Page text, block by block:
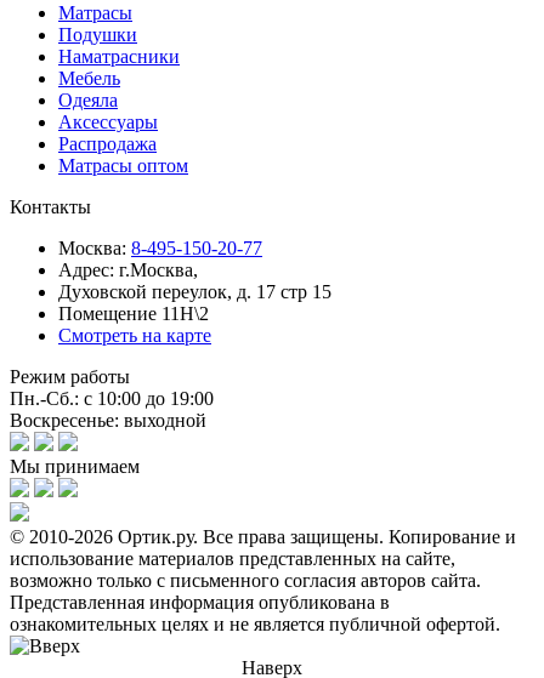
Матрасы
Подушки
Наматрасники
Мебель
Одеяла
Аксессуары
Распродажа
Матрасы оптом
Контакты
Москва: 8-495-150-20-77
Адрес: г.Москва,
Духовской переулок, д. 17 стр 15
Помещение 11Н\2
Смотреть на карте
Режим работы
Пн.-Сб.: с 10:00 до 19:00
Воскресенье: выходной
Мы принимаем
© 2010-2026 Ортик.ру. Все права защищены. Копирование и
использование материалов представленных на сайте,
возможно только с письменного согласия авторов сайта.
Представленная информация опубликована в
ознакомительных целях и не является публичной офертой.
Наверх